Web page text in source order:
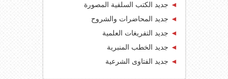
◄ جديد الكتب السلفية المصورة
◄ جديد المحاضرات والشروح
◄ جديد التفريغات العلمية
◄ جديد الخطب المنبرية
◄ جديد الفتاوى الشرعية